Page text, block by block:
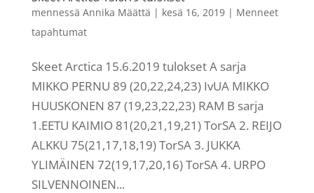
mennessä Annika Määttä | kesä 16, 2019| Menneet
tapahtumat
Skeet Arctica 15.6.2019 tulokset A sarja
MIKKO PERNU 89 (20,22,24,23) IvUA MIKKO
HUUSKONEN 87 (19,23,22,23) RAM B sarja
1.EETU KAIMIO 81(20,21,19,21) TorSA 2. REIJO
ALKKU 75(21,17,18,19) TorSA 3. JUKKA
YLIMÄINEN 72(19,17,20,16) TorSA 4. URPO
SILVENNOINEN...